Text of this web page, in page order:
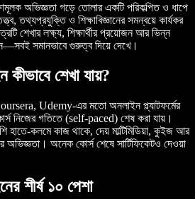
অভিজ্ঞতা গড়ে তোলার একটি পরিকল্পিত ও ধাপে
তথ্যপ্রযুক্তি ও শিক্ষাবিজ্ঞানের সমন্বয়ে কার্যকর
শেখার লক্ষ্য, শিক্ষার্থীর প্রয়োজন আর ভিন্ন
সমানভাবে গুরুত্ব দিয়ে দেখে।
কীভাবে শেখা যায়?
Udemy-এর মতো অনলাইন প্ল্যাটফর্মের
নিজের গতিতে (self-paced) শেষ করা যায়।
হাতে-কলমে কাজ থাকে, দেয় মাল্টিমিডিয়া, কুইজ আর
অভিজ্ঞতা। অনেক কোর্স শেষে সার্টিফিকেটও দেওয়া
শীর্ষ ১০ পেশা